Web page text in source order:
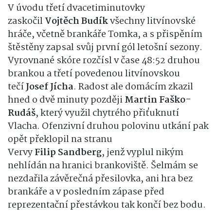
V úvodu třetí dvacetiminutovky
zaskočilVojtěch Budíkvšechny litvínovské
hráče, včetně brankáře Tomka, a s přispěním
štěstěny zapsal svůj první gól letošní sezony.
Vyrovnané skóre rozčísl v čase 48:52 druhou
brankou a třetí povedenou litvínovskou
tečíJosefJícha. Radost ale domácím zkazil
hned o dvě minuty pozdějiMartin Faško-
Rudáš, který využil chytrého přiťuknutí
Vlacha. Ofenzivní druhou polovinu utkání pak
opět překlopil na stranu
VervyFilip Sandberg, jenž vyplul nikým
nehlídán na hranici brankoviště. Šelmám se
nezdařila závěrečná přesilovka, ani hra bez
brankáře a v posledním zápase před
reprezentační přestávkou tak končí bez bodu.